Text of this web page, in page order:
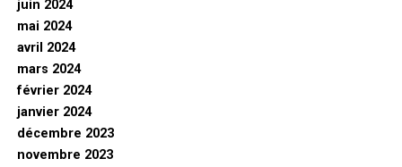
juin 2024
mai 2024
avril 2024
mars 2024
février 2024
janvier 2024
décembre 2023
novembre 2023